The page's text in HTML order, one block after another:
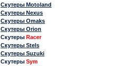
Скутеры Motoland
Скутеры Nexus
Скутеры Omaks
Скутеры Orion
Скутеры Racer
Скутеры Stels
Скутеры Suzuki
Скутеры Sym